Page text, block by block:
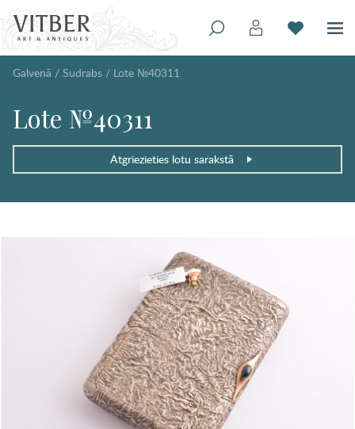
Galvenā / Sudrabs / Lote №40311
Lote №40311
Atgriezieties lotu sarakstā